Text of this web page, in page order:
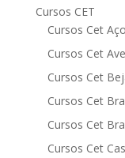
Cursos CET
Cursos Cet
Cursos Cet
Cursos Cet
Cursos Cet
Cursos Cet
Cursos Cet